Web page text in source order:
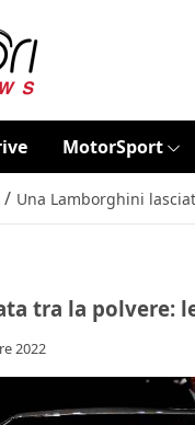
MotorSport
/ Una Lamborghini
tra la polvere:
2022